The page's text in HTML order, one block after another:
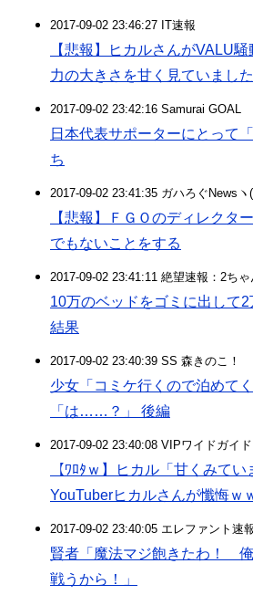
2017-09-02 23:46:27 IT速報
【悲報】ヒカルさんがVALU
力の大きさを甘く見ていました
2017-09-02 23:42:16 Samurai GOAL
日本代表サポーターにとって
ち
2017-09-02 23:41:35 ガハろぐNews
【悲報】ＦＧＯのディレクタ
でもないことをする
2017-09-02 23:41:11 絶望速報：2ち
10万のベッドをゴミに出して
結果
2017-09-02 23:40:39 SS 森きのこ！
少女「コミケ行くので泊めて
「は……？」 後編
2017-09-02 23:40:08 VIPワイドガイド
【ﾜﾛﾀｗ】ヒカル「甘くみて
YouTuberヒカルさんが懺悔ｗ
2017-09-02 23:40:05 エレファント速
賢者「魔法マジ飽きたわ！
戦うから！」